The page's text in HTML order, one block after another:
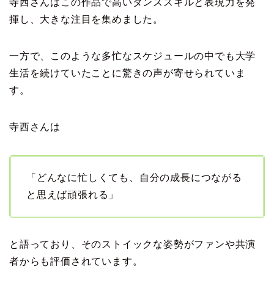
寺西さんはこの作品で高いダンススキルと表現力を発
揮し、大きな注目を集めました。
一方で、このような多忙なスケジュールの中でも大学
生活を続けていたことに驚きの声が寄せられていま
す。
寺西さんは
「どんなに忙しくても、自分の成長につながる
と思えば頑張れる」
と語っており、そのストイックな姿勢がファンや共演
者からも評価されています。